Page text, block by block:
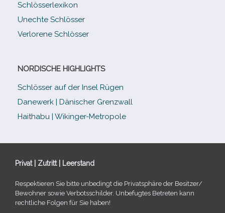
Schlösserlexikon
Unechte Schlösser
Verlorene Schlösser
NORDISCHE HIGHLIGHTS
Schlösser auf der Insel Rügen
Danewerk | Dänischer Grenzwall
Haithabu | Wikinger-Metropole
Privat | Zutritt | Leerstand
Respektieren Sie bitte unbe­dingt die Privatsphäre der Besitzer/​
Bewohner sowie Verbotsschilder. Unbefugtes Betreten kann
recht­li­che Folgen für Sie haben!